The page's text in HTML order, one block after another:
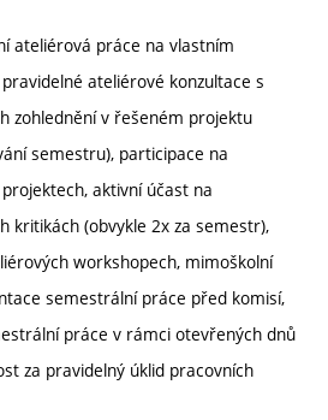
ateliérová práce na vlastním
ateliérové konzultace s
zohlednění v řešeném projektu
semestru), participace na
aktivní účast na
kritikách (obvykle 2x za semestr),
workshopech, mimoškolní
semestrální práce před komisí,
práce v rámci otevřených dnů
za pravidelný úklid pracovních